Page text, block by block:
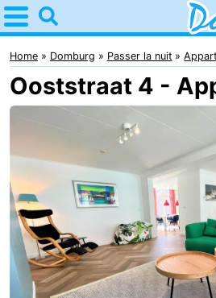
Home
Domburg
Astuces
enfants
Webcam
Webcam
Webcam
Plage
Passer
Home Domburg Passer la nuit
Ooststraat 4 -